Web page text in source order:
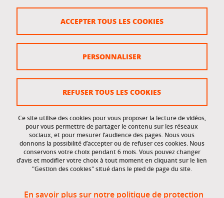
Crédits
Gestion des cookies
Accessibilité : non conforme
Accès réservés
Intranet des étudiants et des personnels
Ce site utilise des cookies pour vous proposer la lecture de vidéos,
pour vous permettre de partager le contenu sur les réseaux
sociaux, et pour mesurer l’audience des pages. Nous vous
donnons la possibilité d’accepter ou de refuser ces cookies. Nous
conservons votre choix pendant 6 mois. Vous pouvez changer
d’avis et modifier votre choix à tout moment en cliquant sur le lien
"Gestion des cookies" situé dans le pied de page du site.
En savoir plus sur notre politique de protection
ACCEPTER TOUS LES COOKIES
REFUSER TOUS LES COOKIES
PERSONNALISER